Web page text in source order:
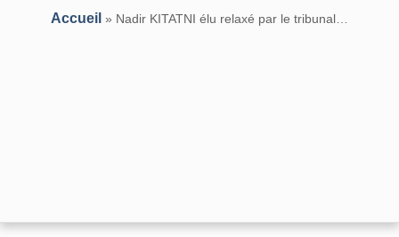
Accueil » Nadir KITATNI élu relaxé par le tribunal…